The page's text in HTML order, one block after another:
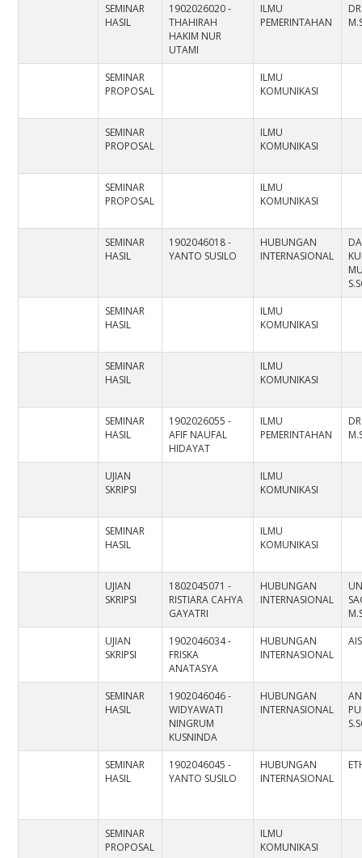
SEMINAR
HASIL
1902026020 -
THAHIRAH
HAKIM NUR
UTAMI
ILMU
PEMERINTAHAN
SEMINAR
PROPOSAL
ILMU
KOMUNIKASI
SEMINAR
PROPOSAL
ILMU
KOMUNIKASI
SEMINAR
PROPOSAL
ILMU
KOMUNIKASI
SEMINAR
HASIL
1902046018 -
YANTO SUSILO
HUBUNGAN
INTERNASIONAL
SEMINAR
HASIL
ILMU
KOMUNIKASI
SEMINAR
HASIL
ILMU
KOMUNIKASI
SEMINAR
HASIL
1902026055 -
AFIF NAUFAL
HIDAYAT
ILMU
PEMERINTAHAN
UJIAN
SKRIPSI
ILMU
KOMUNIKASI
SEMINAR
HASIL
ILMU
KOMUNIKASI
UJIAN
SKRIPSI
1802045071 -
RISTIARA CAHYA
GAYATRI
HUBUNGAN
INTERNASIONAL
UJIAN
SKRIPSI
1902046034 -
FRISKA
ANATASYA
HUBUNGAN
INTERNASIONAL
SEMINAR
HASIL
1902046046 -
WIDYAWATI
NINGRUM
KUSNINDA
HUBUNGAN
INTERNASIONAL
SEMINAR
HASIL
1902046045 -
YANTO SUSILO
HUBUNGAN
INTERNASIONAL
SEMINAR
PROPOSAL
ILMU
KOMUNIKASI